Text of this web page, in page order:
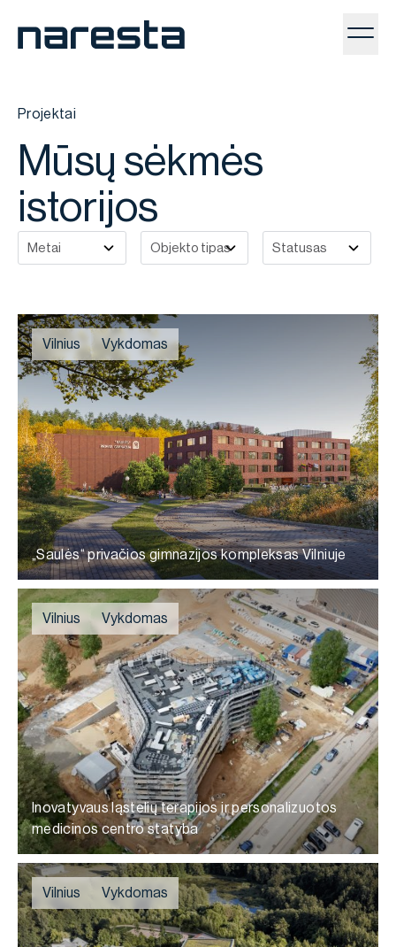
Projektai
Mūsų sėkmės
istorijos
Vilnius Vykdomas
„Saulės“ privačios gimnazijos kompleksas Vilniuje
Vilnius Vykdomas
Inovatyvaus ląstelių terapijos ir personalizuotos
medicinos centro statyba
Vilnius Vykdomas